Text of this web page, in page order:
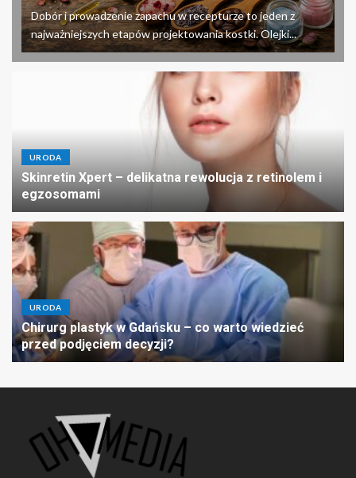
Dobór i prowadzenie zapachu w recepturze to jeden z
najważniejszych etapów projektowania kostki. Olejki...
URODA
Skinretin Xpert – delikatna rewolucja z retinolem i
egzosomami
URODA
Chirurg plastyk w Gdańsku – co warto wiedzieć
przed podjęciem decyzji?